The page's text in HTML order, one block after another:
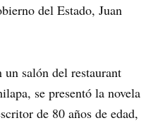
del Estado, Juan
salón del restaurant
se presentó la novela
de 80 años de edad,